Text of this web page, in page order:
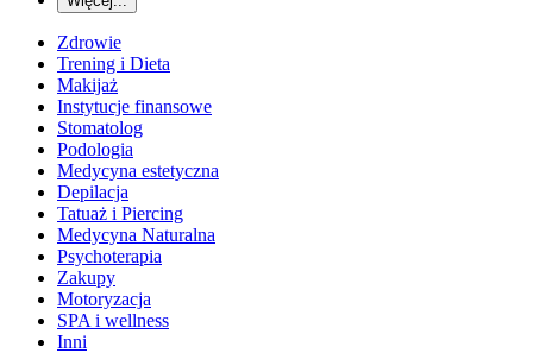
Zdrowie
Trening i Dieta
Makijaż
Instytucje finansowe
Stomatolog
Podologia
Medycyna estetyczna
Depilacja
Tatuaż i Piercing
Medycyna Naturalna
Psychoterapia
Zakupy
Motoryzacja
SPA i wellness
Inni